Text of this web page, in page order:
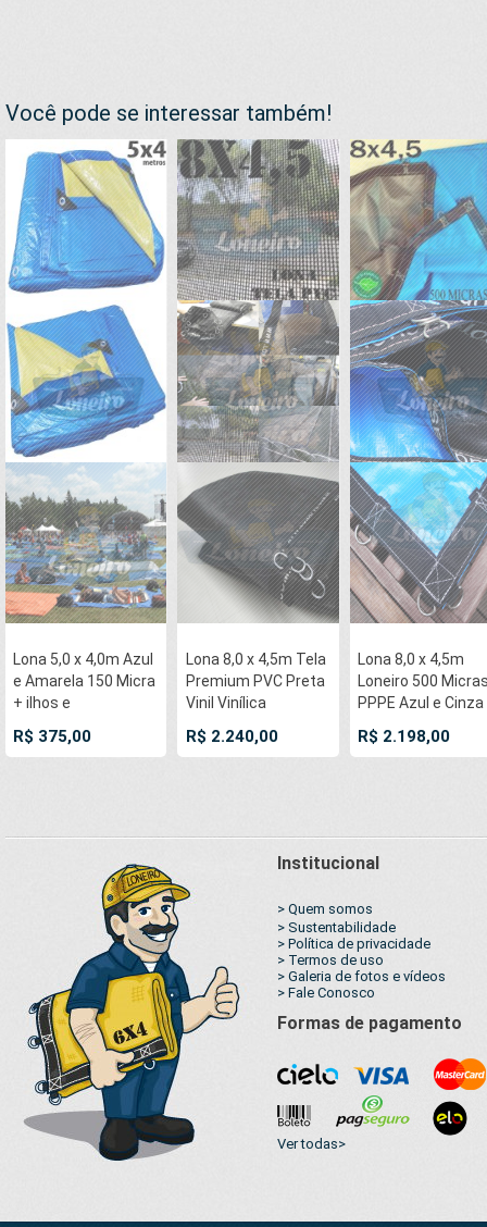
Você pode se interessar também!
Lona 5,0 x 4,0m Azul
e Amarela 150 Micra
+ ilhos e
cobertura proteção
duas cores
R$ 375,00
Lona 8,0 x 4,5m Tela
Premium PVC Preta
Vinil Vinílica
AntiChamas com
R$ 2.240,00
Lona 8,0 x 4,5m
Loneiro 500
PPPE Azul e Cinza
a cada 50cm e
R$ 2.198,00
Institucional
> Quem somos
> Sustentabilidade
> Política de privacidade
> Termos de uso
> Galeria de fotos e vídeos
> Fale Conosco
Formas de pagamento
Ver todas>